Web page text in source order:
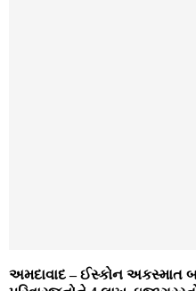
અમદાવાદ – ઈસ્કોન અકસ્માત